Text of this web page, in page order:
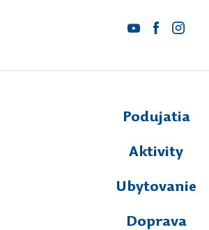
Podujatia
Aktivity
Ubytovanie
Doprava